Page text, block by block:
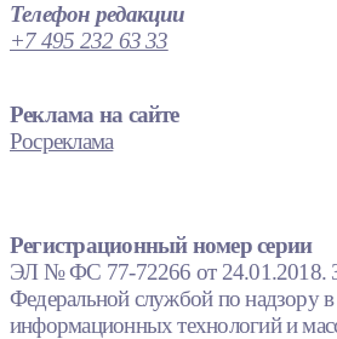
Телефон редакции
+7 495 232 63 33
Реклама на сайте
Росреклама
Регистрационный номер серии
ЭЛ № ФС 77-72266 от 24.01.2018.
Федеральной службой по надзору в
информационных технологий и